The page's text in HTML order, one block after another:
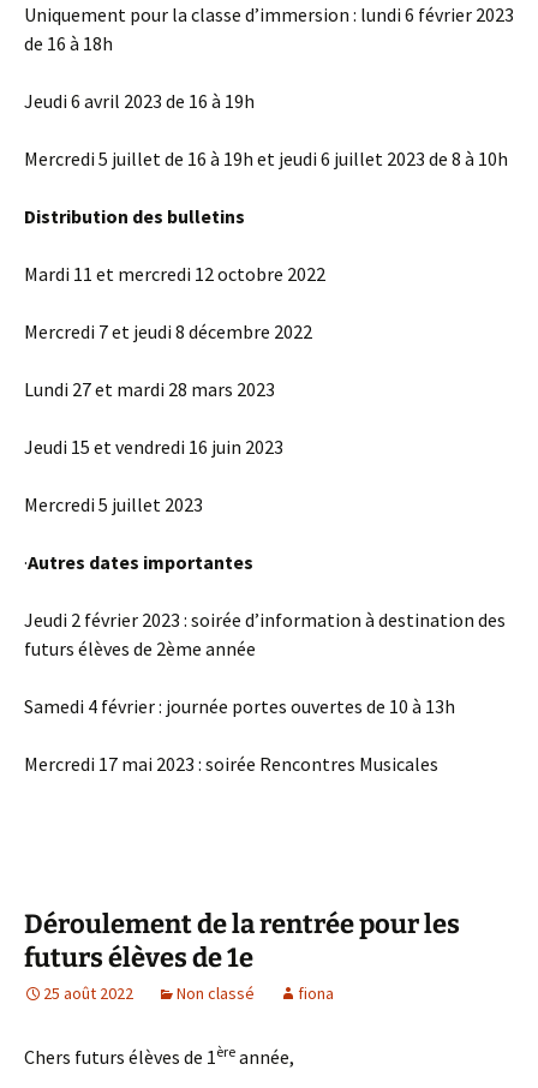
Uniquement pour la classe d’immersion : lundi 6 février 2023
de 16 à 18h
Jeudi 6 avril 2023 de 16 à 19h
Mercredi 5 juillet de 16 à 19h et jeudi 6 juillet 2023 de 8 à 10h
Distribution des bulletins
Mardi 11 et mercredi 12 octobre 2022
Mercredi 7 et jeudi 8 décembre 2022
Lundi 27 et mardi 28 mars 2023
Jeudi 15 et vendredi 16 juin 2023
Mercredi 5 juillet 2023
·Autres dates importantes
Jeudi 2 février 2023 : soirée d’information à destination des
futurs élèves de 2ème année
Samedi 4 février : journée portes ouvertes de 10 à 13h
Mercredi 17 mai 2023 : soirée Rencontres Musicales
Déroulement de la rentrée pour les
futurs élèves de 1e
25 août 2022 Non classé fiona
Chers futurs élèves de 1ère année,